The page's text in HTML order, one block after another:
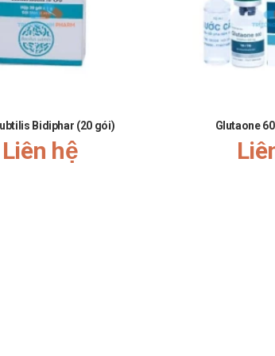
Tăng nồng độ Glucose huyết nên cần phải điều
thể tăng chuyển hóa của Corticosteroid và làm
với Glucocorticoid có thể làm tăng xuất hiện và
với Aspirin trong trường hợp giảm Prothrombin
kháng giữa Clotrimazol và Nystatin, Amphotericin
đường bôi ngoài da trong các tài liệu khoa học. Tuy
Cyclosporin, Galium nitrat, Onabotulinumtoxin
Bidiphar (20 gói)
Liên hệ
Glutaone